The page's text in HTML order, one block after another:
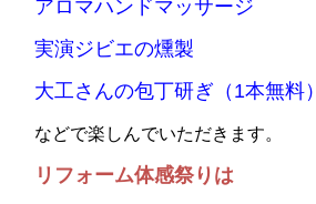
アロマハンドマッサージ
実演ジビエの燻製
大工さんの包丁研ぎ（1本無料）
などで楽しんでいただきます。
リフォーム体感祭りは